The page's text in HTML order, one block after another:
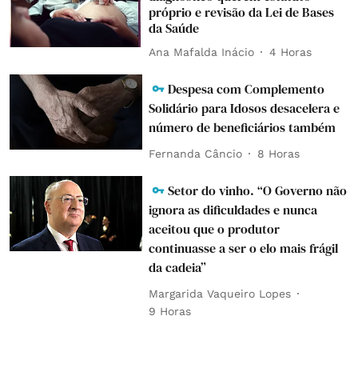
próprio e revisão da Lei de Bases
da Saúde
Ana Mafalda Inácio 4 Horas
Despesa com Complemento
Solidário para Idosos desacelera e
número de beneficiários também
Fernanda Câncio 8 Horas
Setor do vinho. “O Governo não
ignora as dificuldades e nunca
aceitou que o produtor
continuasse a ser o elo mais frágil
da cadeia”
Margarida Vaqueiro Lopes
9 Horas